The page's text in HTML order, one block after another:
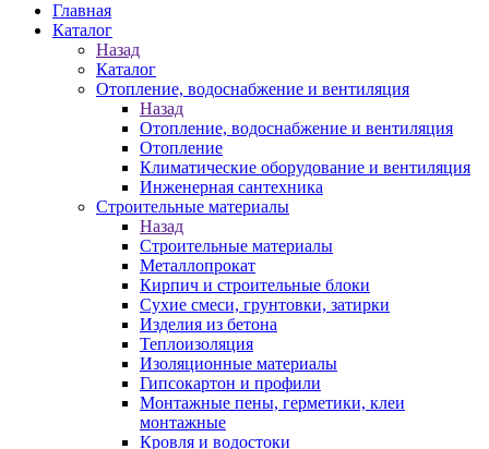
Главная
Каталог
Назад
Каталог
Отопление, водоснабжение и вентиляция
Назад
Отопление, водоснабжение и вентиляция
Отопление
Климатические оборудование и вентиляция
Инженерная сантехника
Строительные материалы
Назад
Строительные материалы
Металлопрокат
Кирпич и строительные блоки
Сухие смеси, грунтовки, затирки
Изделия из бетона
Теплоизоляция
Изоляционные материалы
Гипсокартон и профили
Монтажные пены, герметики, клеи
монтажные
Кровля и водостоки